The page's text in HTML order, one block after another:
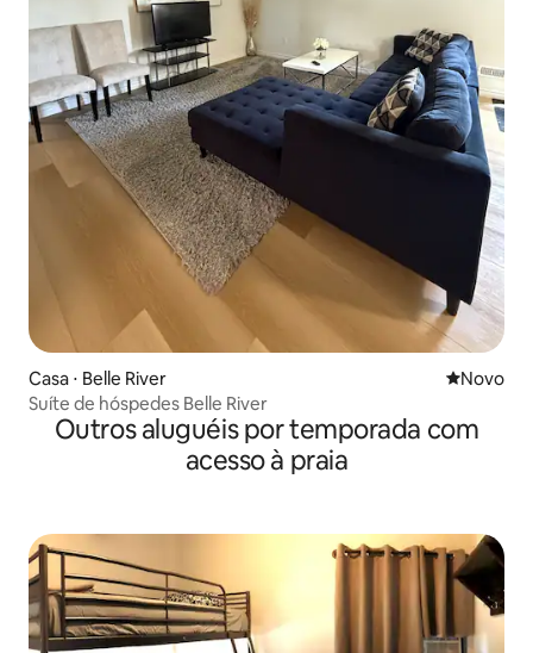
Casa ⋅ Belle River Novo
Novo
Suíte de hóspedes Belle River
Outros aluguéis por temporada com
acesso à praia